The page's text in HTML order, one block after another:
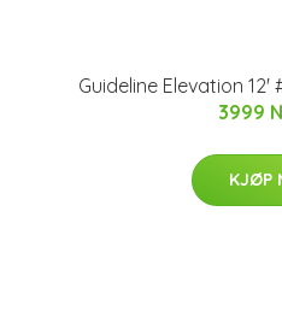
Guideline Elevation
3999
KJØP